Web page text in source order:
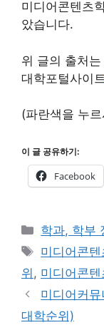
미디어콘텐츠
았습니다.
위 글의 출처는
대학포털사이
(파란색을 누
이 글 공유하기:
Facebook
카
테
고
리
학과, 학부
태
그
미디어콘
위 , 미디어콘
미디어커
대학순위)